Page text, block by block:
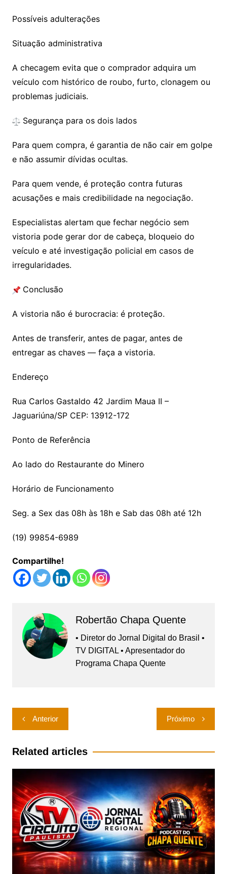
Possíveis adulterações
Situação administrativa
A checagem evita que o comprador adquira um
veículo com histórico de roubo, furto, clonagem ou
problemas judiciais.
Segurança para os dois lados
Para quem compra, é garantia de não cair em golpe
e não assumir dívidas ocultas.
Para quem vende, é proteção contra futuras
acusações e mais credibilidade na negociação.
Especialistas alertam que fechar negócio sem
vistoria pode gerar dor de cabeça, bloqueio do
veículo e até investigação policial em casos de
irregularidades.
Conclusão
A vistoria não é burocracia: é proteção.
Antes de transferir, antes de pagar, antes de
entregar as chaves — faça a vistoria.
Endereço
Rua Carlos Gastaldo 42 Jardim Maua II –
Jaguariúna/SP CEP: 13912-172
Ponto de Referência
Ao lado do Restaurante do Minero
Horário de Funcionamento
Seg. a Sex das 08h às 18h e Sab das 08h até 12h
(19) 99854-6989
Compartilhe!
Robertão Chapa Quente
• Diretor do Jornal Digital do Brasil •
TV DIGITAL • Apresentador do
Programa Chapa Quente
Navegação
de
Post
Anterior Próximo
Related articles